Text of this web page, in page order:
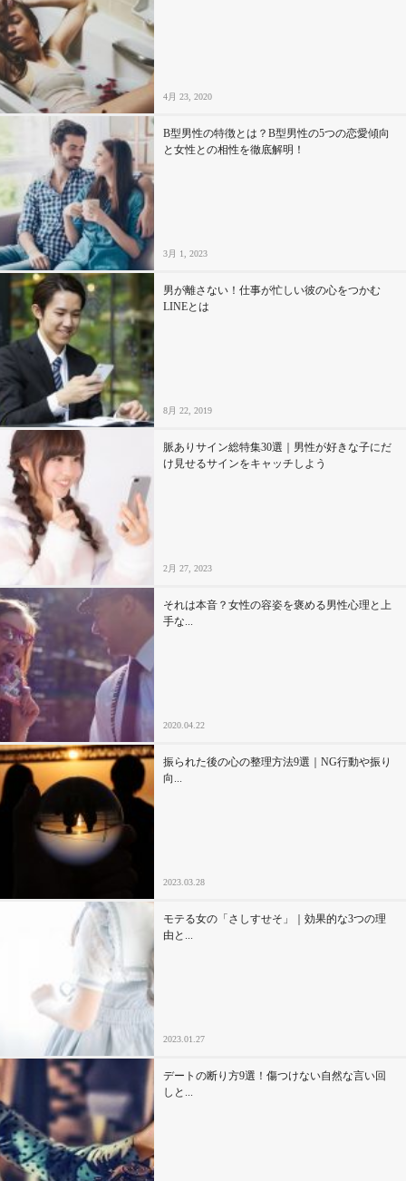
4月 23, 2020
B型男性の特徴とは？B型男性の5つの恋愛傾向
と女性との相性を徹底解明！
3月 1, 2023
男が離さない！仕事が忙しい彼の心をつかむ
LINEとは
8月 22, 2019
脈ありサイン総特集30選｜男性が好きな子にだ
け見せるサインをキャッチしよう
2月 27, 2023
それは本音？女性の容姿を褒める男性心理と上
手な...
2020.04.22
振られた後の心の整理方法9選｜NG行動や振り
向...
2023.03.28
モテる女の「さしすせそ」｜効果的な3つの理
由と...
2023.01.27
デートの断り方9選！傷つけない自然な言い回
しと...